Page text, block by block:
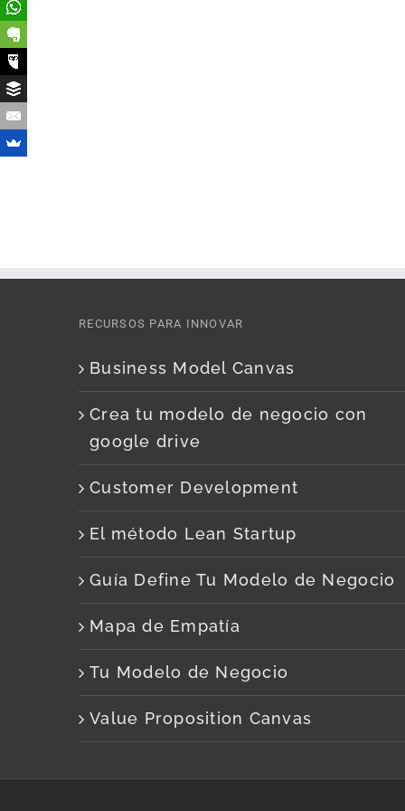
RECURSOS PARA INNOVAR
Business Model Canvas
Crea tu modelo de negocio con
google drive
Customer Development
El método Lean Startup
Guía Define Tu Modelo de Negocio
Mapa de Empatía
Tu Modelo de Negocio
Value Proposition Canvas